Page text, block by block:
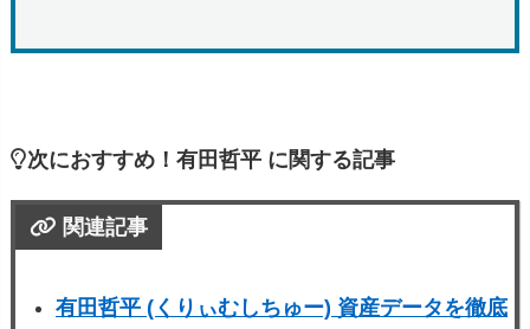
次におすすめ！有田哲平 に関する記事
関連記事
有田哲平 (くりぃむしちゅー) 資産データを徹底